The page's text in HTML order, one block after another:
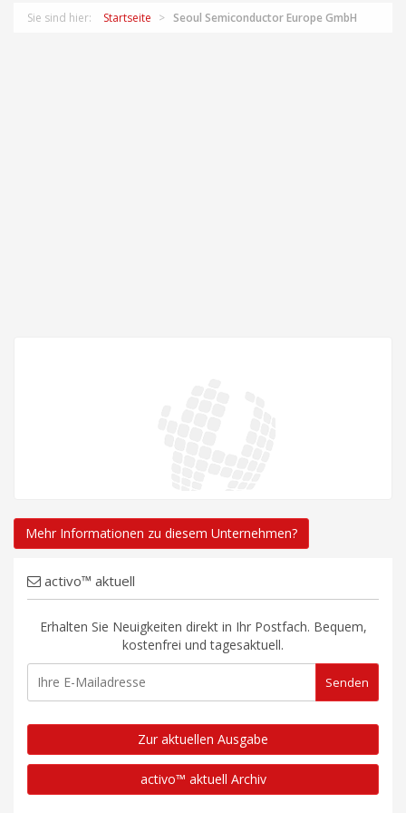
Sie sind hier: Startseite Seoul Semiconductor Europe GmbH
Mehr Informationen zu diesem Unternehmen?
activo™ aktuell
Erhalten Sie Neuigkeiten direkt in Ihr Postfach. Bequem,
kostenfrei und tagesaktuell.
Zur aktuellen Ausgabe
activo™ aktuell Archiv